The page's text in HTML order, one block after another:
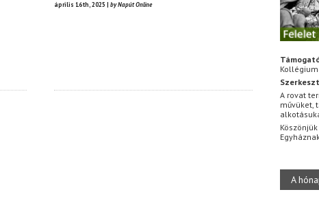
április 16th, 2025 | by Napút Online
A rovat
művüket,
A